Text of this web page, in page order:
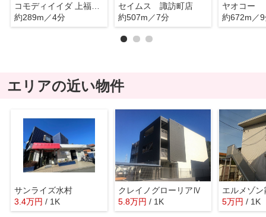
コモディイイダ 上福岡店
約289m／4分
セイムス 諏訪町店
約507m／7分
ヤオコー
約672m／
エリアの近い物件
サンライズ水村
3.4万円 / 1K
クレイノグローリアⅣ
5.8万円 / 1K
エルメゾン
5万円 / 1K